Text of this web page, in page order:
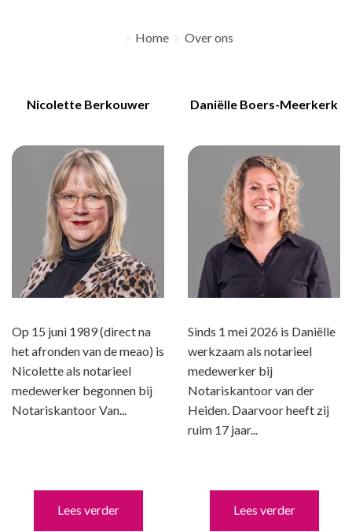
Home Over ons
Nicolette Berkouwer
Op 15 juni 1989 (direct na
het afronden van de meao) is
Nicolette als notarieel
medewerker begonnen bij
Notariskantoor Van...
Lees verder
Daniëlle Boers-Meerkerk
Sinds 1 mei 2026 is Daniëlle
werkzaam als notarieel
medewerker bij
Notariskantoor van der
Heiden. Daarvoor heeft zij
ruim 17 jaar...
Lees verder